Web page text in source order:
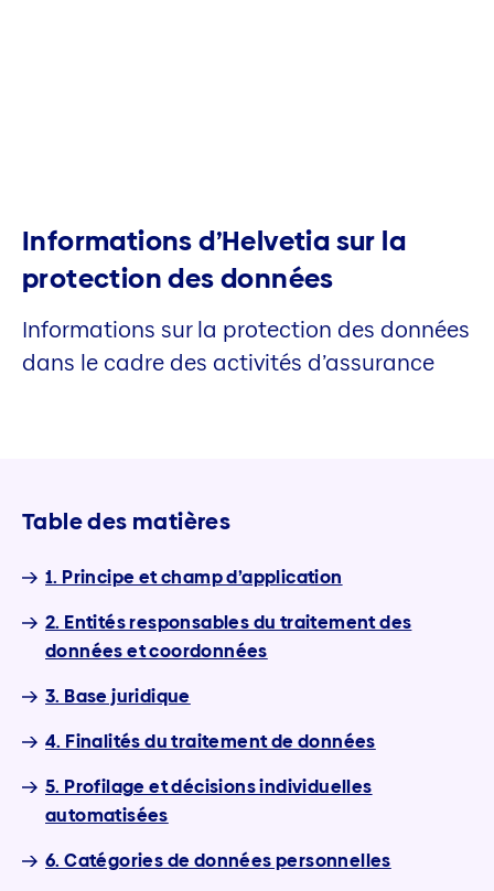
Informations d’Helvetia sur la
protection des données
Informations sur la protection des données
dans le cadre des activités d’assurance
Table des matières
1. Principe et champ d’application
2. Entités responsables du traitement des
données et coordonnées
3. Base juridique
4. Finalités du traitement de données
5. Profilage et décisions individuelles
automatisées
6. Catégories de données personnelles